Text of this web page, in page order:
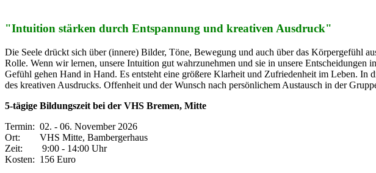
"Intuition stärken durch Entspannung und kreativen Ausdruck"
Die Seele drückt sich über (innere) Bilder, Töne, Bewegung und auch über das Körpergefühl
Rolle. Wenn wir lernen, unsere Intuition gut wahrzunehmen und sie in unsere Entscheidungen
Gefühl gehen Hand in Hand. Es entsteht eine größere Klarheit und Zufriedenheit im Leben.
des kreativen Ausdrucks. Offenheit und der Wunsch nach persönlichem Austausch in der
5-tägige Bildungszeit bei der VHS Bremen, Mitte
Termin: 02. - 06. November 2026
Ort: VHS Mitte, Bambergerhaus
Zeit: 9:00 - 14:00 Uhr
Kosten: 156 Euro